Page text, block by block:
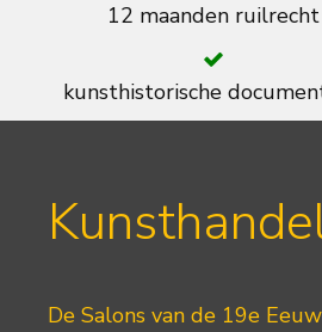
12 maanden ruilrecht
kunsthistorische
De Salons van de 19e Eeuw